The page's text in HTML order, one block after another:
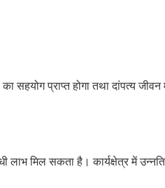
सहयोग प्राप्त होगा तथा दांपत्य
मिल सकता है। कार्यक्षेत्र में उन्नति